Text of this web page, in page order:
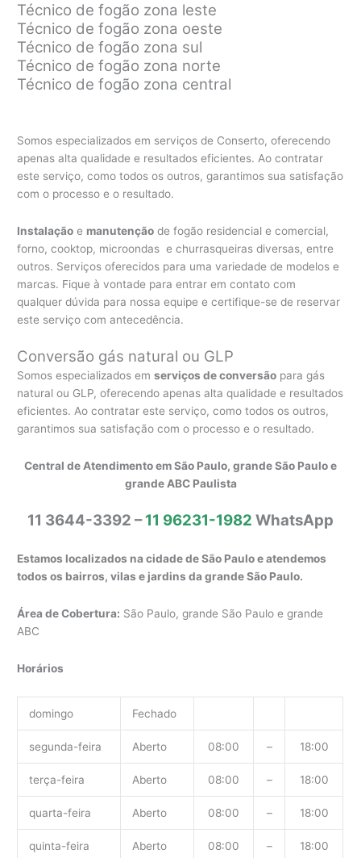
Técnico de fogão zona leste
Técnico de fogão zona oeste
Técnico de fogão zona sul
Técnico de fogão zona norte
Técnico de fogão zona central
Somos especializados em serviços de Conserto, oferecendo
apenas alta qualidade e resultados eficientes. Ao contratar
este serviço, como todos os outros, garantimos sua satisfação
com o processo e o resultado.
Instalação e manutenção de fogão residencial e comercial,
forno, cooktop, microondas e churrasqueiras diversas, entre
outros. Serviços oferecidos para uma variedade de modelos e
marcas. Fique à vontade para entrar em contato com
qualquer dúvida para nossa equipe e certifique-se de reservar
este serviço com antecedência.
Conversão gás natural ou GLP
Somos especializados emserviços de conversão para gás
natural ou GLP, oferecendo apenas alta qualidade e resultados
eficientes. Ao contratar este serviço, como todos os outros,
garantimos sua satisfação com o processo e o resultado.
Central de Atendimento em São Paulo, grande São Paulo e
grande ABC Paulista
11 3644-3392 –11 96231-1982 WhatsApp
Estamos localizados na cidade de São Paulo e atendemos
todos os bairros, vilas e jardins da grande São Paulo.
Área de Cobertura: São Paulo, grande São Paulo e grande
ABC
Horários
domingo Fechado
segunda-feira Aberto 08:00 – 18:00
terça-feira Aberto 08:00 – 18:00
quarta-feira Aberto 08:00 – 18:00
quinta-feira Aberto 08:00 – 18:00